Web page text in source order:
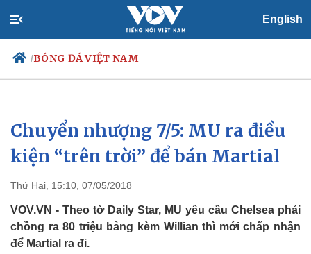
English
/BÓNG ĐÁ VIỆT NAM
Chính trị
Đảng
Tổ chức nhân sự
Nhận diện sự thật
Xã hội
Tin 24h
Dự báo thời tiết
Việc làm
Biển đảo
Chuyển nhượng 7/5: MU ra điều
kiện “trên trời” để bán Martial
Thứ Hai, 15:10, 07/05/2018
VOV.VN - Theo tờ Daily Star, MU yêu cầu Chelsea phải
chồng ra 80 triệu bảng kèm Willian thì mới chấp nhận
để Martial ra đi.